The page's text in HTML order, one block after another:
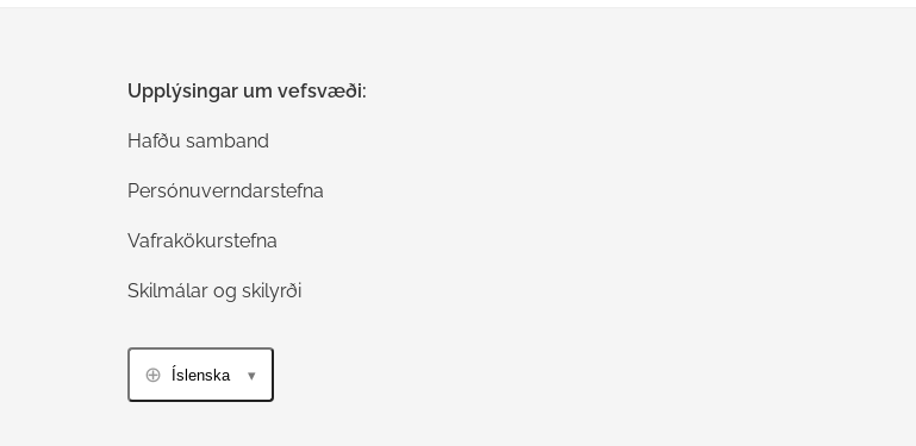
Upplýsingar um vefsvæði:
Hafðu samband
Persónuverndarstefna
Vafrakökurstefna
Skilmálar og skilyrði
Íslenska